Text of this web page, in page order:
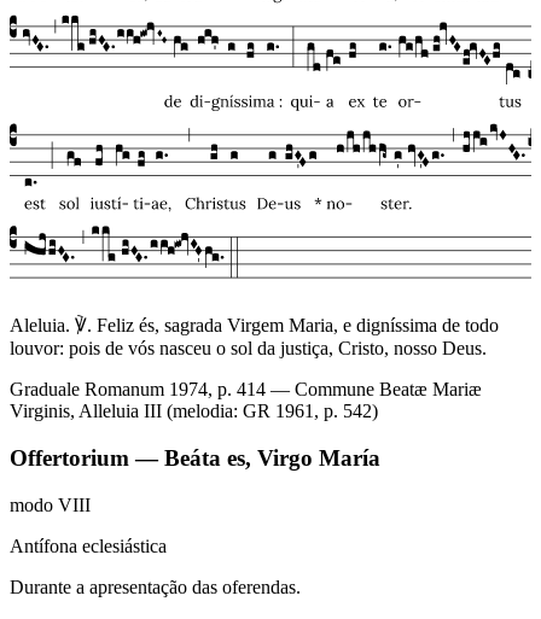
Aleluia. ℣. Feliz és, sagrada Virgem Maria, e digníssima de todo
louvor: pois de vós nasceu o sol da justiça, Cristo, nosso Deus.
Graduale Romanum 1974, p. 414 — Commune Beatæ Mariæ
Virginis, Alleluia III (melodia: GR 1961, p. 542)
Offertorium — Beáta es, Virgo María
modo VIII
Antífona eclesiástica
Durante a apresentação das oferendas.